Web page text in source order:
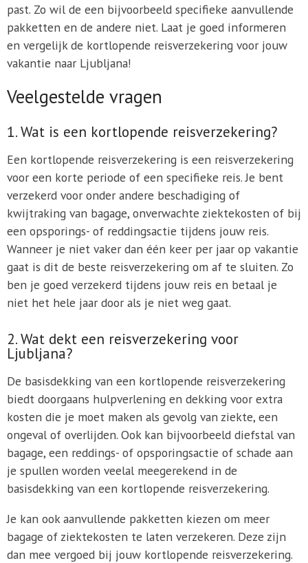
past. Zo wil de een bijvoorbeeld specifieke aanvullende
pakketten en de andere niet. Laat je goed informeren
en vergelijk de kortlopende reisverzekering voor jouw
vakantie naar Ljubljana!
Veelgestelde vragen
1. Wat is een kortlopende reisverzekering?
Een kortlopende reisverzekering is een reisverzekering
voor een korte periode of een specifieke reis. Je bent
verzekerd voor onder andere beschadiging of
kwijtraking van bagage, onverwachte ziektekosten of bij
een opsporings- of reddingsactie tijdens jouw reis.
Wanneer je niet vaker dan één keer per jaar op vakantie
gaat is dit de beste reisverzekering om af te sluiten. Zo
ben je goed verzekerd tijdens jouw reis en betaal je
niet het hele jaar door als je niet weg gaat.
2. Wat dekt een reisverzekering voor
Ljubljana?
De basisdekking van een kortlopende reisverzekering
biedt doorgaans hulpverlening en dekking voor extra
kosten die je moet maken als gevolg van ziekte, een
ongeval of overlijden. Ook kan bijvoorbeeld diefstal van
bagage, een reddings- of opsporingsactie of schade aan
je spullen worden veelal meegerekend in de
basisdekking van een kortlopende reisverzekering.
Je kan ook aanvullende pakketten kiezen om meer
bagage of ziektekosten te laten verzekeren. Deze zijn
dan mee vergoed bij jouw kortlopende reisverzekering.